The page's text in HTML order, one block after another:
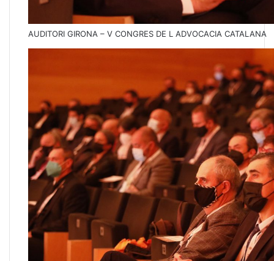
AUDITORI GIRONA – V CONGRES DE L ADVOCACIA CATALANA